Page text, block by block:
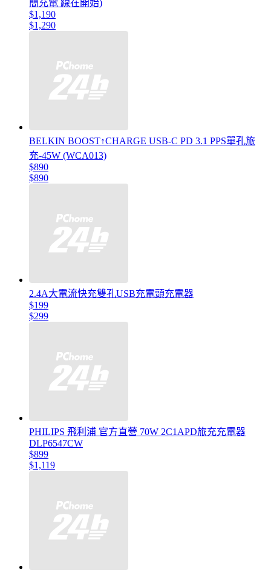
簡充電 線在開始)
$1,190
$1,290
BELKIN BOOST↑CHARGE USB-C PD 3.1 PPS單孔旅
充-45W (WCA013)
$890
$890
2.4A大電流快充雙孔USB充電頭充電器
$199
$299
PHILIPS 飛利浦 官方直營 70W 2C1APD旅充充電器
DLP6547CW
$899
$1,119